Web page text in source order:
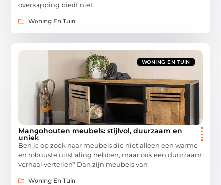
overkapping biedt niet
Woning En Tuin
WONING EN TUIN
Mangohouten meubels: stijlvol, duurzaam en
uniek
Ben je op zoek naar meubels die niet alleen een warme
en robuuste uitstraling hebben, maar ook een duurzaam
verhaal vertellen? Dan zijn meubels van
Woning En Tuin